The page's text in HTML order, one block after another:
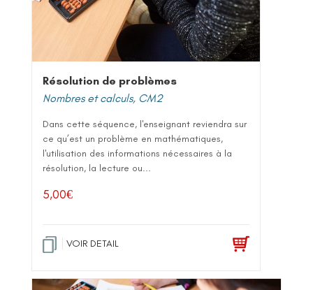
Résolution de problèmes
Nombres et calculs, CM2
Dans cette séquence, l'enseignant reviendra sur
ce qu’est un problème en mathématiques,
l'utilisation des informations nécessaires à la
résolution, la lecture ou...
5,00€
VOIR DETAIL